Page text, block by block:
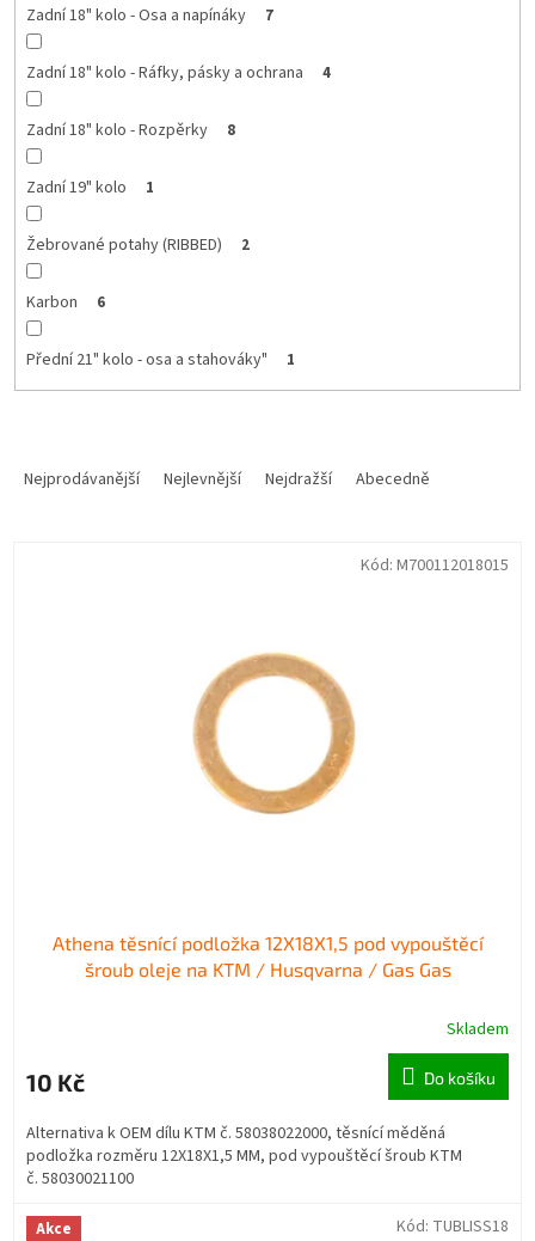
Zadní 18" kolo - Osa a napínáky 7
Zadní 18" kolo - Ráfky, pásky a ochrana 4
Zadní 18" kolo - Rozpěrky 8
Zadní 19" kolo 1
Žebrované potahy (RIBBED) 2
Karbon 6
Přední 21" kolo - osa a stahováky" 1
Nejprodávanější Nejlevnější Nejdražší Abecedně
Athena těsnící podložka 12X18X1,5 pod vypouštěcí
šroub oleje na KTM / Husqvarna / Gas Gas
Skladem
10 Kč Do košíku
Alternativa k OEM dílu KTM č. 58038022000, těsnící měděná
podložka rozměru 12X18X1,5 MM, pod vypouštěcí šroub KTM
č. 58030021100
Kód: M700112018015
Akce Kód: TUBLISS18